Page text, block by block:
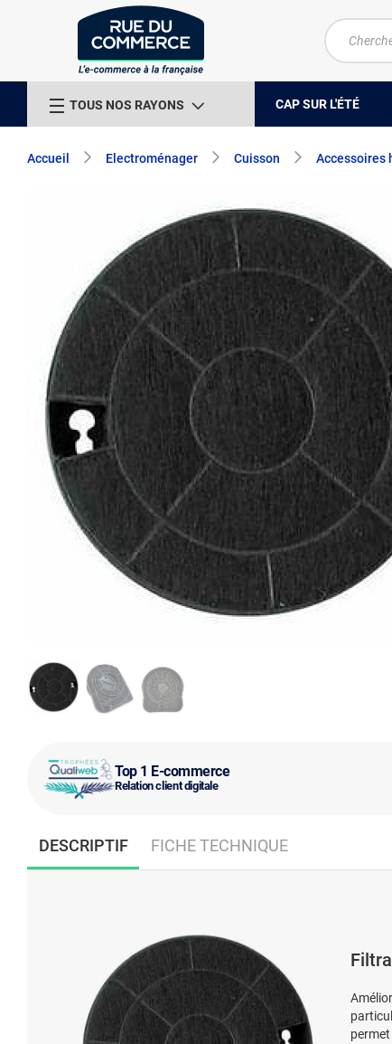
TOUS NOS RAYONS CAP SUR L'ÉTÉ
Accueil Electroménager Cuisson Accessoires
Top 1 E-commerce
Relation client digitale
DESCRIPTIF FICHE TECHNIQUE